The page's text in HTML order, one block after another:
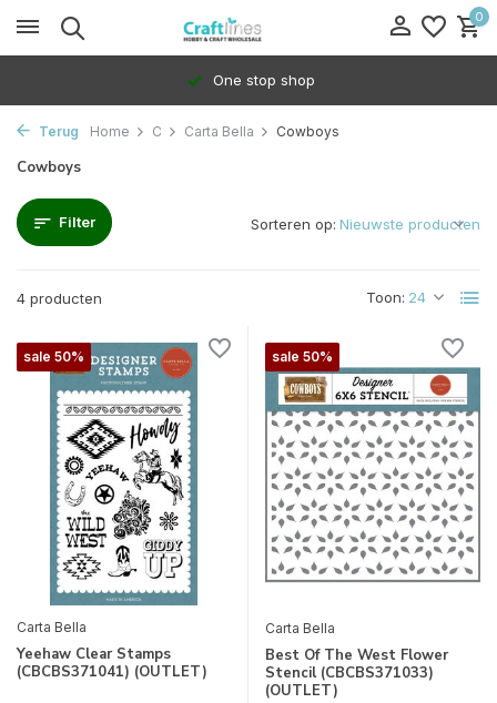
0
One stop shop
Terug Home C Carta Bella Cowboys
Cowboys
Filter
4 producten Toon:
Sorteren op:
sale 50%
Carta Bella
Yeehaw Clear Stamps
(CBCBS371041) (OUTLET)
sale 50%
Carta Bella
Best Of The West Flower
Stencil (CBCBS371033)
(OUTLET)